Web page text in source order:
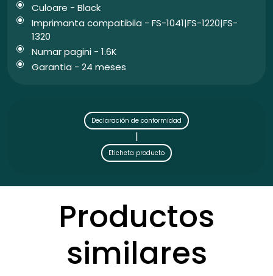
Culoare - Black
Imprimanta compatibila - FS-1041|FS-1220|FS-
1320
Numar pagini - 1.6K
Garantia - 24 meses
Declaración de conformidad
|
Eticheta producto
Productos
similares